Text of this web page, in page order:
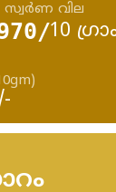
10
വില